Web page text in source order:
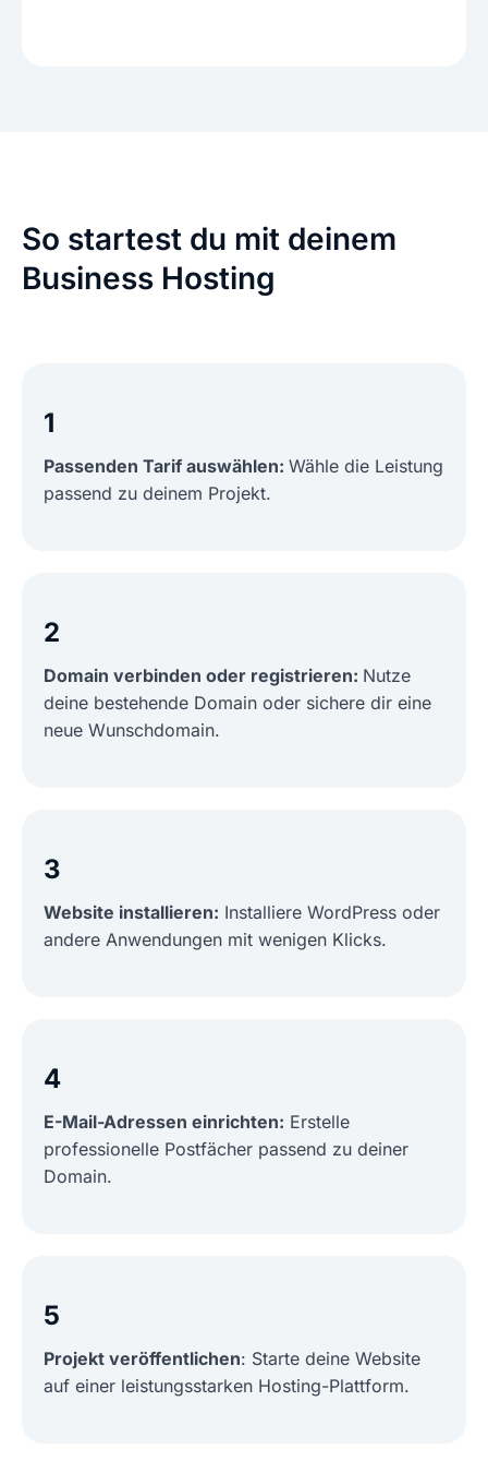
So startest du mit deinem
Business Hosting
1
Passenden Tarif auswählen: Wähle die Leistung
passend zu deinem Projekt.
2
Domain verbinden oder registrieren: Nutze
deine bestehende Domain oder sichere dir eine
neue Wunschdomain.
3
Website installieren: Installiere WordPress oder
andere Anwendungen mit wenigen Klicks.
4
E-Mail-Adressen einrichten: Erstelle
professionelle Postfächer passend zu deiner
Domain.
5
Projekt veröffentlichen: Starte deine Website
auf einer leistungsstarken Hosting-Plattform.